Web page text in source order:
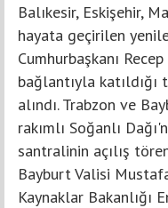
Balıkesir, Eskişehir,
hayata geçirilen
Cumhurbaşkanı
bağlantıyla
alındı. Trabzon ve
rakımlı Soğanlı
santralinin açılış
Bayburt Valisi
Kaynaklar Bakanlığı